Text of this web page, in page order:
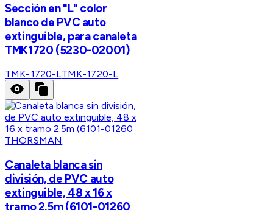
Sección en "L" color
blanco de PVC auto
extinguible, para canaleta
TMK1720 (5230-02001)
TMK-1720-LTMK-1720-L
THORSMAN
Canaleta blanca sin
división, de PVC auto
extinguible, 48 x 16 x
tramo 2.5m (6101-01260